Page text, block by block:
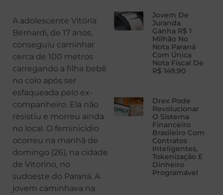
A adolescente Vitória
Bernardi, de 17 anos,
conseguiu caminhar
cerca de 100 metros
carregando a filha bebê
no colo após ser
esfaqueada pelo ex-
companheiro. Ela não
resistiu e morreu ainda
no local. O feminicídio
ocorreu na manhã de
domingo (26), na cidade
de Vitorino, no
sudoeste do Paraná. A
jovem caminhava na
Jovem De
Juranda
Ganha R$ 1
Milhão No
Nota Paraná
Com Única
Nota Fiscal De
R$ 149,90
Drex Pode
Revolucionar
O Sistema
Financeiro
Brasileiro Com
Contratos
Inteligentes,
Tokenização E
Dinheiro
Programável